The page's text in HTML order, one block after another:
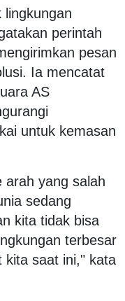
lingkungan
perintah
pesan
Ia mencatat
AS
untuk kemasan
arah yang salah
sedang
kita tidak bisa
terbesar
kita saat ini," kata